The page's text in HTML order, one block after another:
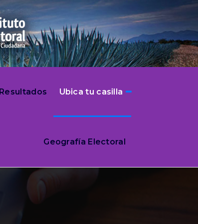
Resultados Ubica tu casilla
Geografía Electoral